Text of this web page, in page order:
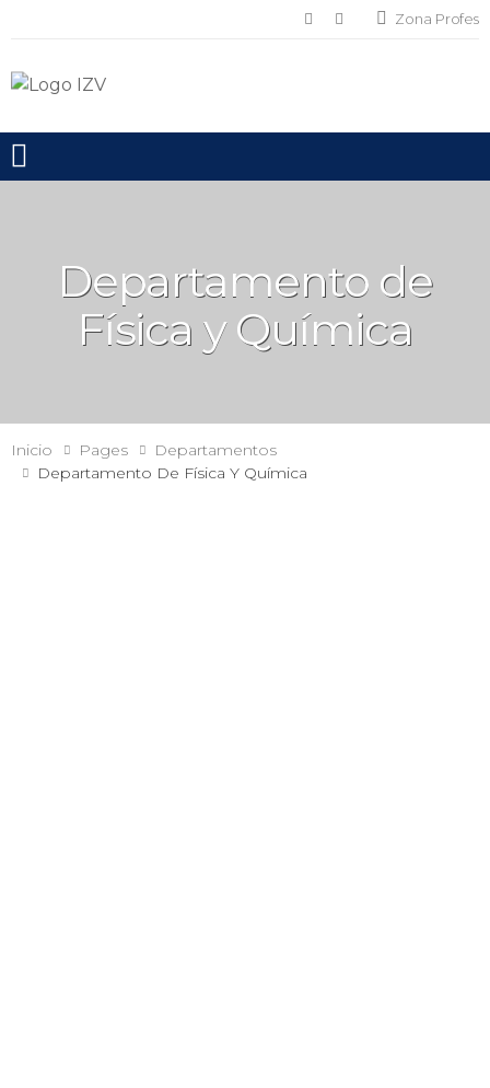
Zona Profes
Toggle mobile menu
Departamento de
Física y Química
Inicio Pages
Departamentos
Departamento De Física Y Química